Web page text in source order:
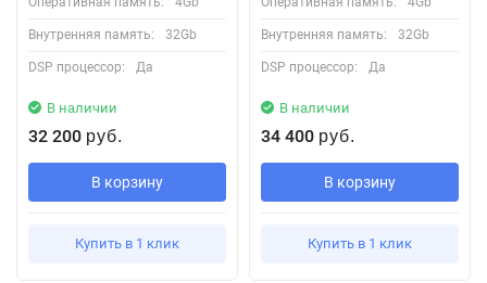
Внутренняя память: 32Gb
DSP процессор: Да
В наличии
32 200 руб.
В корзину
Купить в 1 клик
Внутренняя память: 32Gb
DSP процессор: Да
В наличии
34 400 руб.
В корзину
Купить в 1 клик